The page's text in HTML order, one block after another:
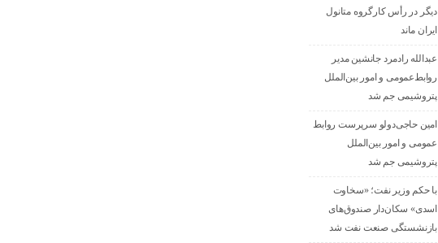
دیگر در رأس کارگروه متانول
ایران ماند
عبدالله رادمرد جانشین مدیر
روابط‌عمومی و امور بین‌الملل
پتروشیمی جم شد
امین حاجی‌دولو سرپرست روابط
عمومی و امور بین‌الملل
پتروشیمی جم شد
با حکم وزیر نفت؛ «سخاوت
اسدی» سکان‌دار صندوق‌های
بازنشستگی صنعت نفت شد